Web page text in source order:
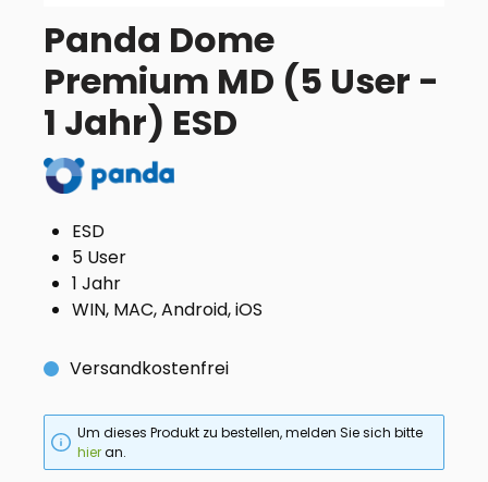
Panda Dome
Premium MD (5 User -
1 Jahr) ESD
ESD
5 User
1 Jahr
WIN, MAC, Android, iOS
Versandkostenfrei
Um dieses Produkt zu bestellen, melden Sie sich bitte
hieran.